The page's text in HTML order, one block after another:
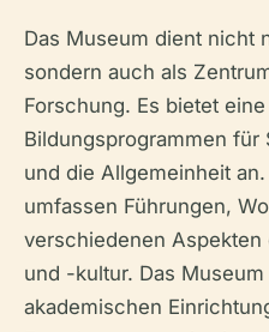
Das Museum dient nicht
sondern auch als
Forschung. Es bietet
Bildungsprogrammen für
und die Allgemeinheit
umfassen Führungen,
verschiedenen
und -kultur. Das
akademischen